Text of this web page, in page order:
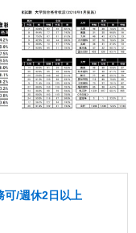
可/週休2日以上